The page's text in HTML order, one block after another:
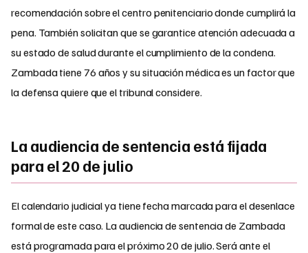
recomendación sobre el centro penitenciario donde cumplirá la
pena. También solicitan que se garantice atención adecuada a
su estado de salud durante el cumplimiento de la condena.
Zambada tiene 76 años y su situación médica es un factor que
la defensa quiere que el tribunal considere.
La audiencia de sentencia está fijada
para el 20 de julio
El calendario judicial ya tiene fecha marcada para el desenlace
formal de este caso. La audiencia de sentencia de Zambada
está programada para el próximo 20 de julio. Será ante el